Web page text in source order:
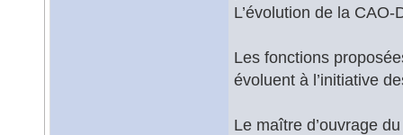
L’évolution de la
Les fonctions
évoluent à l’initiative
Le maître d’ouvrage